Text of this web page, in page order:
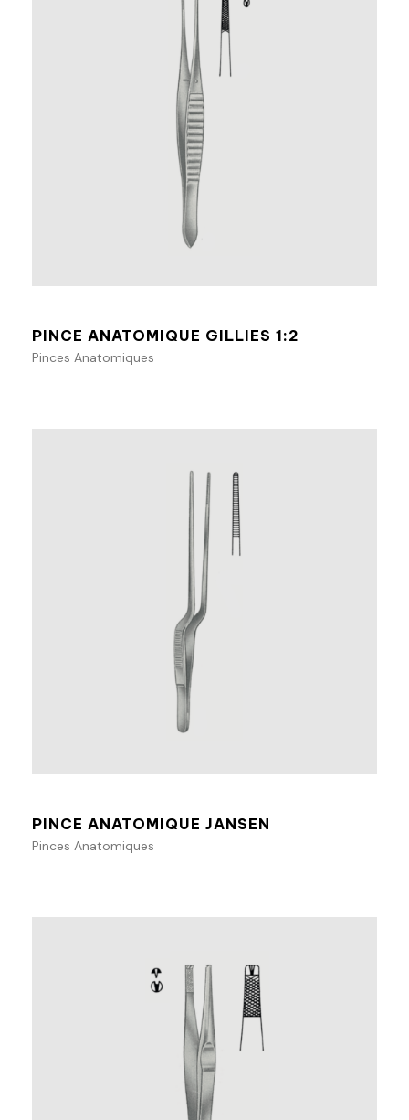
PINCE ANATOMIQUE GILLIES 1:2
Pinces Anatomiques
PINCE ANATOMIQUE JANSEN
Pinces Anatomiques